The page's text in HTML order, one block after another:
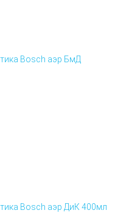
Bosch аэр БмД
Bosch аэр ДиК 400мл